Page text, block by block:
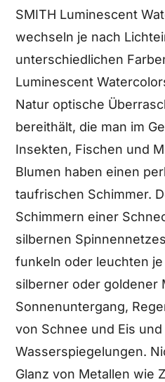
SMITH Luminescent
wechseln je nach
unterschiedlichen
Luminescent
Natur optische
bereithält, die man im
Insekten, Fischen und
Blumen haben einen
taufrischen Schimmer.
Schimmern einer
silbernen
funkeln oder leuchten
silberner oder goldener
Sonnenuntergang,
von Schnee und Eis
Wasserspiegelungen.
Glanz von Metallen wie